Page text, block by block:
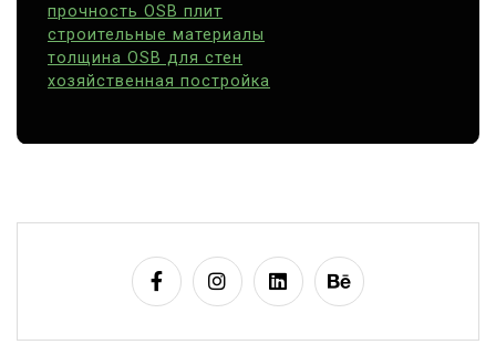
прочность OSB плит
строительные материалы
толщина OSB для стен
хозяйственная постройка